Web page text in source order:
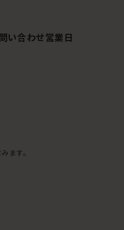
い合わせ営業日
ます。